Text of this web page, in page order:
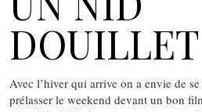
DOUILLET
Avec l’hiver qui arrive on a envie de
prélasser le weekend devant un bon